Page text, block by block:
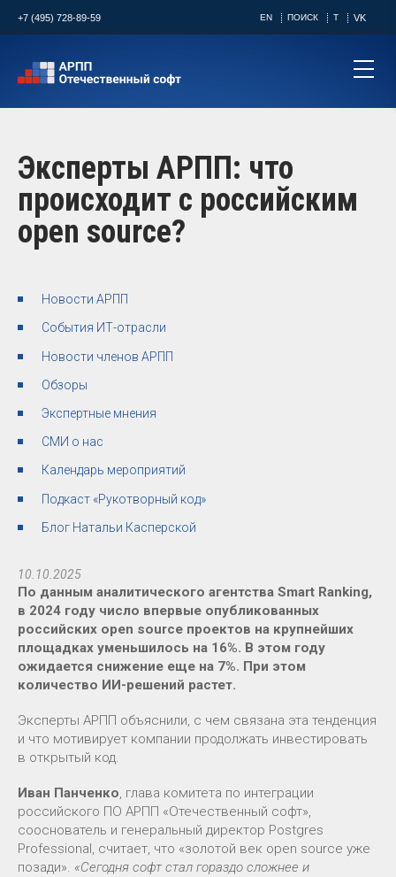
+7 (495) 728-89-59 EN ПОИСК T VK
Эксперты АРПП: что
происходит с российским
open source?
Новости АРПП
События ИТ-отрасли
Новости членов АРПП
Обзоры
Экспертные мнения
СМИ о нас
Календарь мероприятий
Подкаст «Рукотворный код»
Блог Натальи Касперской
10.10.2025
По данным аналитического агентства Smart Ranking,
в 2024 году число впервые опубликованных
российских open source проектов на крупнейших
площадках уменьшилось на 16%. В этом году
ожидается снижение еще на 7%. При этом
количество ИИ-решений растет.
Эксперты АРПП объяснили, с чем связана эта тенденция
и что мотивирует компании продолжать инвестировать
в открытый код.
Иван Панченко, глава комитета по интеграции
российского ПО АРПП «Отечественный софт»,
сооснователь и генеральный директор Postgres
Professional, считает, что «золотой век open source уже
позади». «Сегодня софт стал гораздо сложнее и